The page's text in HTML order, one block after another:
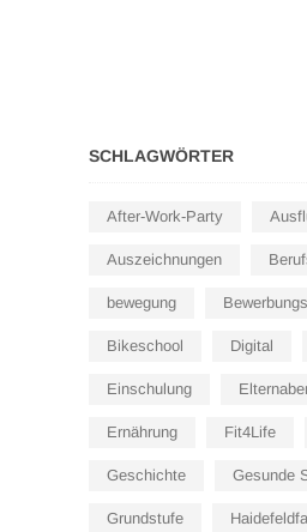
SCHLAGWÖRTER
After-Work-Party
Auszeichnungen
bewegung
Bikeschool Digital
Einschulung
Ernährung Fit4Life
Geschichte Gesunde
Grundstufe